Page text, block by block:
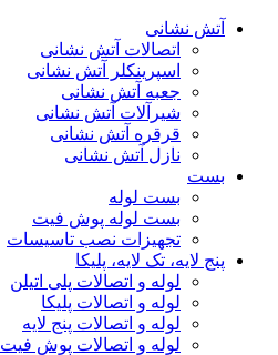
آتش نشانی
اتصالات آتش نشانی
اسپرینکلر آتش نشانی
جعبه آتش نشانی
شیرآلات آتش نشانی
قرقره آتش نشانی
نازل آتش نشانی
بست
بست لوله
بست لوله پوش فیت
تجهیزات نصب تاسیسات
پنج لایه، تک لایه، پلیکا
لوله و اتصالات پلی اتیلن
لوله و اتصالات پلیکا
لوله و اتصالات پنج لایه
لوله و اتصالات پوش فیت